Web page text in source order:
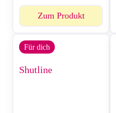
Zum Produkt
Für dich
Shutline